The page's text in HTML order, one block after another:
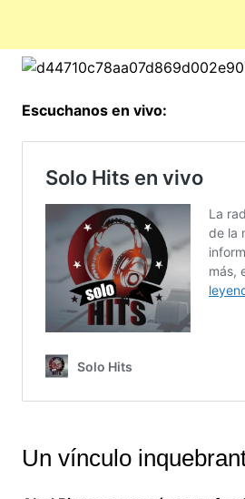
Escuchanos en vivo:
Un vínculo